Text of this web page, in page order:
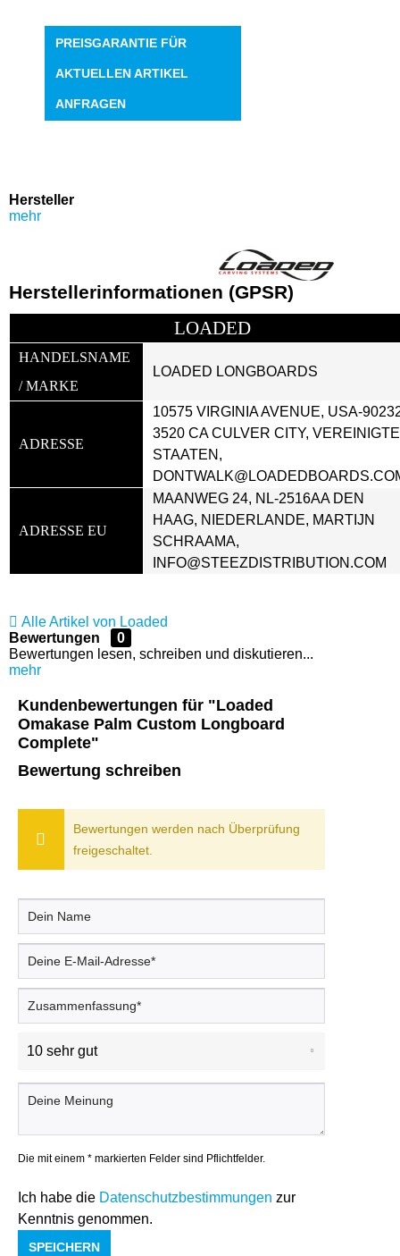
PREISGARANTIE FÜR
AKTUELLEN ARTIKEL
ANFRAGEN
Hersteller
mehr
Herstellerinformationen (GPSR)
LOADED
HANDELSNAME
/ MARKE
LOADED LONGBOARDS
ADRESSE
10575 VIRGINIA AVENUE, USA-
3520 CA CULVER CITY,
STAATEN,
ADRESSE EU
MAANWEG 24, NL-2516AA DEN
HAAG, NIEDERLANDE, MARTIJN
SCHRAAMA,
INFO@STEEZDISTRIBUTION.COM
Alle Artikel von Loaded
Bewertungen
0
Bewertungen lesen, schreiben und diskutieren...
mehr
Kundenbewertungen für "Loaded
Omakase Palm Custom Longboard
Complete"
Bewertung schreiben
Bewertungen werden nach Überprüfung
freigeschaltet.
Die mit einem * markierten Felder sind Pflichtfelder.
Ich habe die Datenschutzbestimmungen zur
Kenntnis genommen.
SPEICHERN